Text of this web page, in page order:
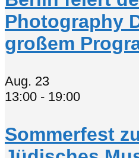
Photography
großem
Aug. 23
13:00 - 19:00
Sommerfest